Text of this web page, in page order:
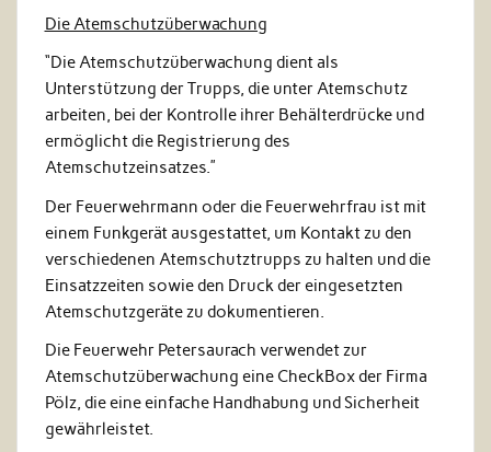
Die Atemschutzüberwachung
“Die Atemschutzüberwachung dient als
Unterstützung der Trupps, die unter Atemschutz
arbeiten, bei der Kontrolle ihrer Behälterdrücke und
ermöglicht die Registrierung des
Atemschutzeinsatzes.”
Der Feuerwehrmann oder die Feuerwehrfrau ist mit
einem Funkgerät ausgestattet, um Kontakt zu den
verschiedenen Atemschutztrupps zu halten und die
Einsatzzeiten sowie den Druck der eingesetzten
Atemschutzgeräte zu dokumentieren.
Die Feuerwehr Petersaurach verwendet zur
Atemschutzüberwachung eine CheckBox der Firma
Pölz, die eine einfache Handhabung und Sicherheit
gewährleistet.